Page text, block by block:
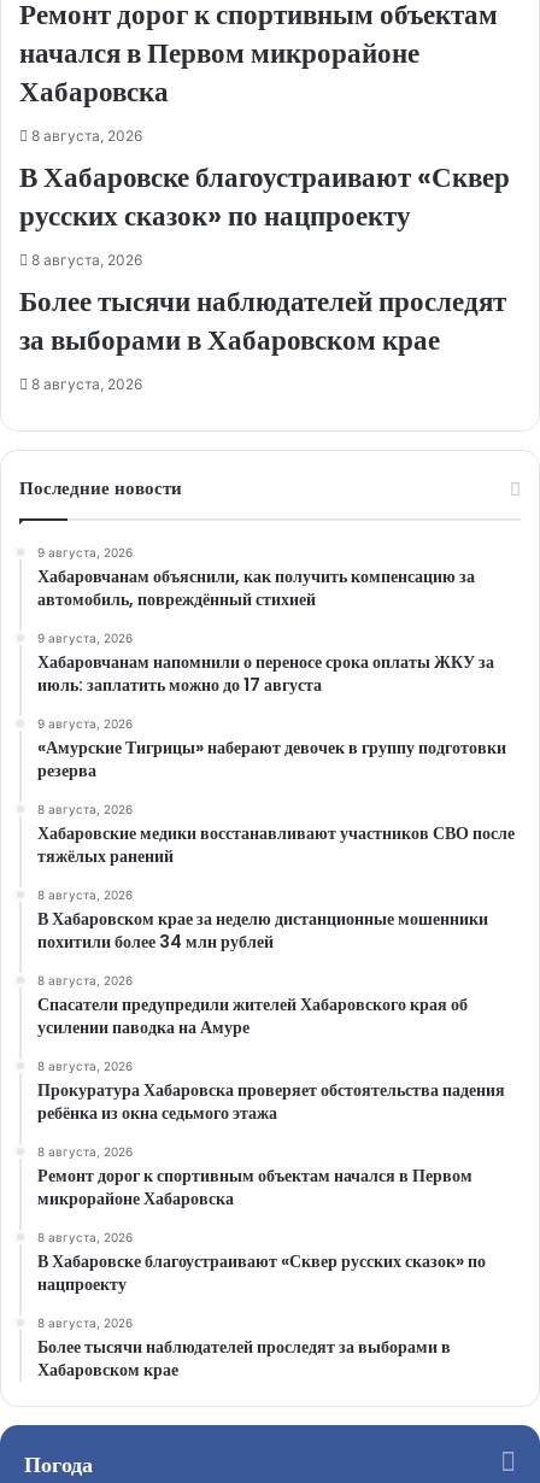
Ремонт дорог к спортивным объектам
начался в Первом микрорайоне
Хабаровска
8 августа, 2026
В Хабаровске благоустраивают «Сквер
русских сказок» по нацпроекту
8 августа, 2026
Более тысячи наблюдателей проследят
за выборами в Хабаровском крае
8 августа, 2026
Последние новости
9 августа, 2026
Хабаровчанам объяснили, как получить компенсацию за
автомобиль, повреждённый стихией
9 августа, 2026
Хабаровчанам напомнили о переносе срока оплаты ЖКУ за
июль: заплатить можно до 17 августа
9 августа, 2026
«Амурские Тигрицы» наберают девочек в группу подготовки
резерва
8 августа, 2026
Хабаровские медики восстанавливают участников СВО после
тяжёлых ранений
8 августа, 2026
В Хабаровском крае за неделю дистанционные мошенники
похитили более 34 млн рублей
8 августа, 2026
Спасатели предупредили жителей Хабаровского края об
усилении паводка на Амуре
8 августа, 2026
Прокуратура Хабаровска проверяет обстоятельства падения
ребёнка из окна седьмого этажа
8 августа, 2026
Ремонт дорог к спортивным объектам начался в Первом
микрорайоне Хабаровска
8 августа, 2026
В Хабаровске благоустраивают «Сквер русских сказок» по
нацпроекту
8 августа, 2026
Более тысячи наблюдателей проследят за выборами в
Хабаровском крае
Погода